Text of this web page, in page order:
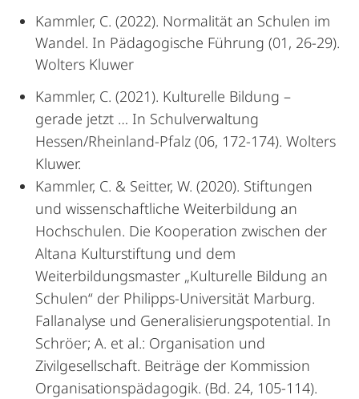
Kammler, C. (2022). Normalität an Schulen im
Wandel. In Pädagogische Führung (01, 26-29).
Wolters Kluwer
Kammler, C. (2021). Kulturelle Bildung –
gerade jetzt … In Schulverwaltung
Hessen/Rheinland-Pfalz (06, 172-174). Wolters
Kluwer.
Kammler, C. & Seitter, W. (2020). Stiftungen
und wissenschaftliche Weiterbildung an
Hochschulen. Die Kooperation zwischen der
Altana Kulturstiftung und dem
Weiterbildungsmaster „Kulturelle Bildung an
Schulen“ der Philipps-Universität Marburg.
Fallanalyse und Generalisierungspotential. In
Schröer; A. et al.: Organisation und
Zivilgesellschaft. Beiträge der Kommission
Organisationspädagogik. (Bd. 24, 105-114).